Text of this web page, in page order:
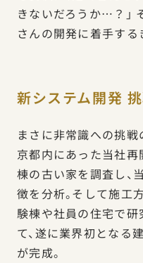
きないだろうか…？」
さんの開発に着手する
新システム開発
まさに非常識への挑戦
京都内にあった当社
棟の古い家を調査し、
徴を分析。そして施工
験棟や社員の住宅で研
て、遂に業界初となる
が完成。